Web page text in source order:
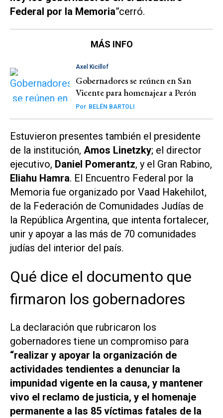
Federal por la Memoria”cerró.
MÁS INFO
Axel Kicillof
Gobernadores se reúnen en San
Vicente para homenajear a Perón
Por BELÉN BARTOLI
Estuvieron presentes también el presidente
de la institución, Amos Linetzky; el director
ejecutivo, Daniel Pomerantz, y el Gran Rabino,
Eliahu Hamra. El Encuentro Federal por la
Memoria fue organizado por Vaad Hakehilot,
de la Federación de Comunidades Judías de
la República Argentina, que intenta fortalecer,
unir y apoyar a las más de 70 comunidades
judías del interior del país.
Qué dice el documento que
firmaron los gobernadores
La declaración que rubricaron los
gobernadores tiene un compromiso para
“realizar y apoyar la organización de
actividades tendientes a denunciar la
impunidad vigente en la causa, y mantener
vivo el reclamo de justicia, y el homenaje
permanente a las 85 víctimas fatales de la